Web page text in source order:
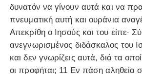
δυνατόν να γίνουν αυτά και να
πνευματική αυτή και ουράνια
Απεκρίθη ο Ιησούς και του είπε· Σύ
ανεγνωρισμένος διδάσκαλος του
και δεν γνωρίζεις αυτά, διά τα
οι προφήται; 11 Εν πάση αληθεία